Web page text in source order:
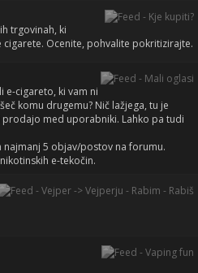
trgovinah, ki
Ocenite, pohvalite pokritizirajte.
e-cigareto, ki vam ni
komu drugemu? Nič lažjega, tu je
prodajo med uporabniki. Lahko pa tudi
najmanj 5 objav/postov na forumu.
e-tekočin.